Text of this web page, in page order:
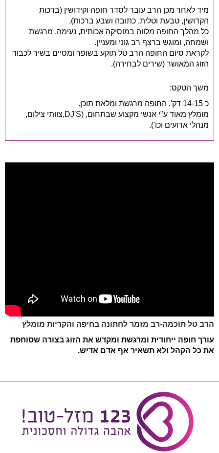
מיד לאחר מכן הרב עובר לסדר חופה וקידושין (ברכות
הקדושין, טבעת וטלית, כתובה ושבע ברכות).
כל מהלך החופה מלווה במוסיקה אכותית, נעימה, מרגשת
ושמחה, ומוגש ברצף רב גוני ומעניין.
לקראת סיום החופה הרב טל תוקע בשופר ומסיים בשיר לכבוד
הזוג המאושר (שירים לבחירה).
משך הטקס:
כ 14-15 דק', החופה מרגשת ומלאת תוכן.
מומלץ מאוד ע"י אנשי מקצוע שבתחום, (DJ'S,צוותי צילום,
מנהלי ארועים וכו').
הרב טל תוכמה-רב מזמר לחתונה בחיפה והקריות מומלץ
עורך חופה ייחודית ומרגשת ומקדש את הזוג בצורה שסוחפת
את כל הקהל ולא תשאיר אף אדם אדיש.